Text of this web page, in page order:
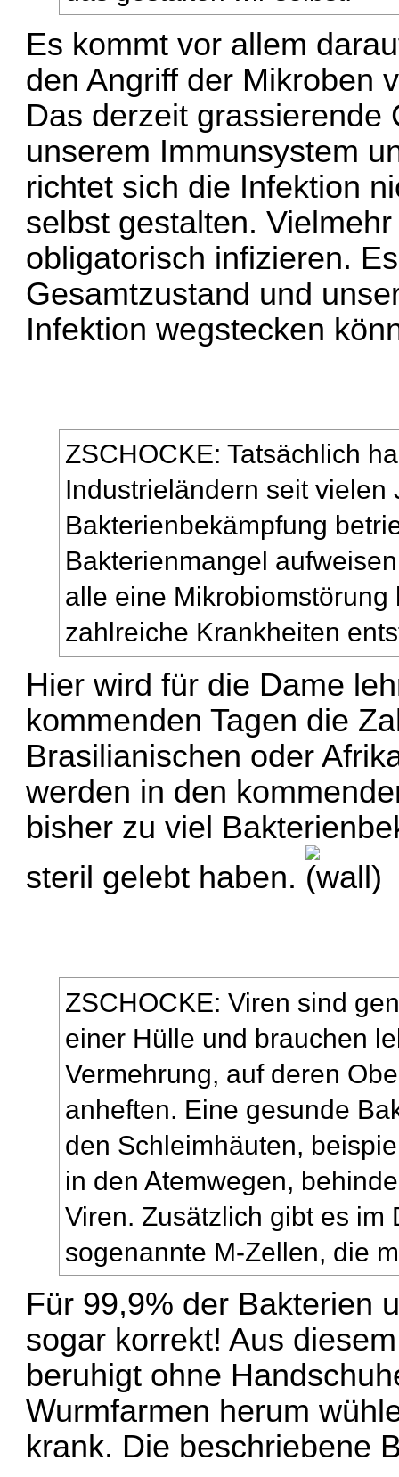
Es kommt vor allem
den Angriff der Mikroben
Das derzeit grassierende
unserem Immunsystem
richtet sich die Infektion
selbst gestalten.
obligatorisch infizieren.
Gesamtzustand und
Infektion wegstecken
ZSCHOCKE: Tatsächlich
Industrieländern seit vielen
Bakterienbekämpfung
Bakterienmangel
alle eine Mikrobiomstörung
zahlreiche Krankheiten
Hier wird für die Dame
kommenden Tagen die
Brasilianischen oder
werden in den
bisher zu viel
steril gelebt haben.
ZSCHOCKE: Viren sind
einer Hülle und brauchen
Vermehrung, auf deren
anheften. Eine gesunde
den Schleimhäuten,
in den Atemwegen,
Viren. Zusätzlich gibt es im
sogenannte M-Zellen, die
Für 99,9% der Bakterien
sogar korrekt! Aus
beruhigt ohne
Wurmfarmen herum
krank. Die beschriebene